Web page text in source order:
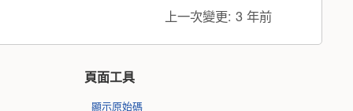
上一次變更: 3 年前
頁面工具
顯示原始碼